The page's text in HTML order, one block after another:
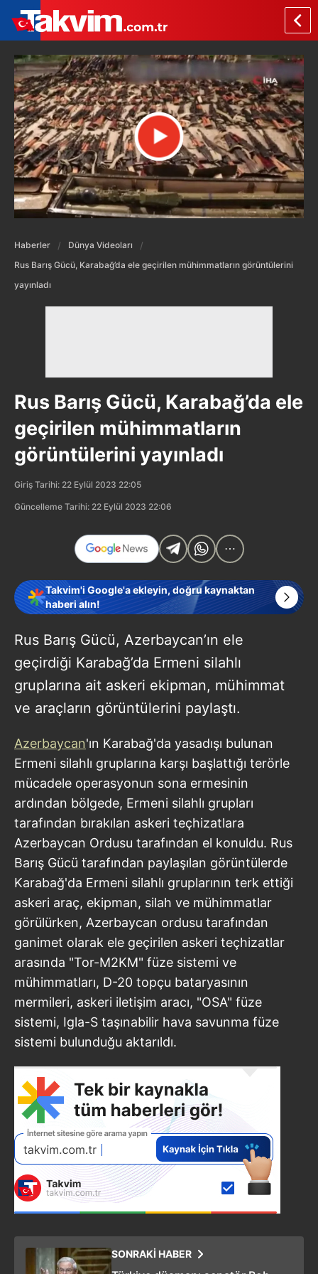
Haberler
Dünya Videoları
Rus Barış Gücü, Karabağ’da ele geçirilen mühimmatların görüntülerini
yayınladı
Rus Barış Gücü, Karabağ’da ele
geçirilen mühimmatların
görüntülerini yayınladı
Giriş Tarihi: 22 Eylül 2023 22:05
Güncelleme Tarihi: 22 Eylül 2023 22:06
Takvim'i Google'a ekleyin, doğru kaynaktan
haberi alın!
Rus Barış Gücü, Azerbaycan’ın ele
geçirdiği Karabağ’da Ermeni silahlı
gruplarına ait askeri ekipman, mühimmat
ve araçların görüntülerini paylaştı.
Azerbaycan'ın Karabağ'da yasadışı bulunan
Ermeni silahlı gruplarına karşı başlattığı terörle
mücadele operasyonun sona ermesinin
ardından bölgede, Ermeni silahlı grupları
tarafından bırakılan askeri teçhizatlara
Azerbaycan Ordusu tarafından el konuldu. Rus
Barış Gücü tarafından paylaşılan görüntülerde
Karabağ'da Ermeni silahlı gruplarının terk ettiği
askeri araç, ekipman, silah ve mühimmatlar
görülürken, Azerbaycan ordusu tarafından
ganimet olarak ele geçirilen askeri teçhizatlar
arasında "Tor-M2KM" füze sistemi ve
mühimmatları, D-20 topçu bataryasının
mermileri, askeri iletişim aracı, "OSA" füze
sistemi, Igla-S taşınabilir hava savunma füze
sistemi bulunduğu aktarıldı.
SONRAKİ HABER